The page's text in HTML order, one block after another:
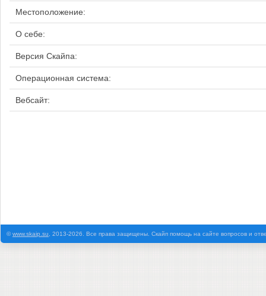
Местоположение:
О себе:
Версия Скайпа:
Операционная система:
Вебсайт:
©www.skaip.su , 2013-2026. Все права защищены. Скайп помощь на сайте вопросов и